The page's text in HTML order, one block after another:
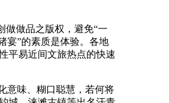
做品之版权，避免“一
宴”的素质是体验。各地
平易近间文旅热点的快速
意味、糊口聪慧，若何将